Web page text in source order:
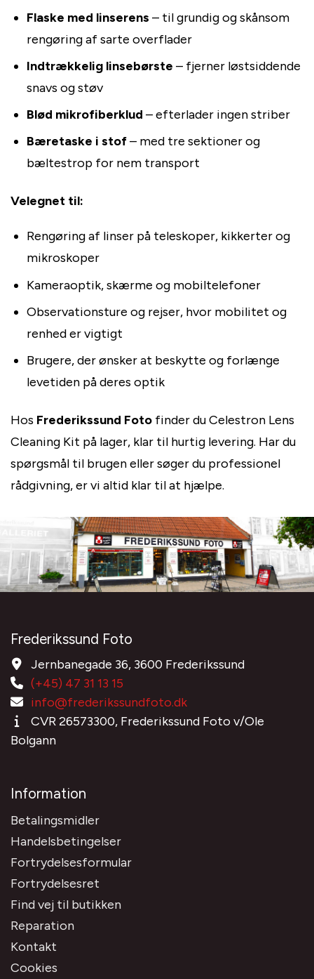
Flaske med linserens – til grundig og skånsom
rengøring af sarte overflader
Indtrækkelig linsebørste – fjerner løstsiddende
snavs og støv
Blød mikrofiberklud – efterlader ingen striber
Bæretaske i stof– med tre sektioner og
bæltestrop for nem transport
Velegnet til:
Rengøring af linser på teleskoper, kikkerter og
mikroskoper
Kameraoptik, skærme og mobiltelefoner
Observationsture og rejser, hvor mobilitet og
renhed er vigtigt
Brugere, der ønsker at beskytte og forlænge
levetiden på deres optik
Hos Frederikssund Foto finder du Celestron Lens
Cleaning Kit på lager, klar til hurtig levering. Har du
spørgsmål til brugen eller søger du professionel
rådgivning, er vi altid klar til at hjælpe.
Frederikssund Foto
Jernbanegade 36, 3600 Frederikssund
(+45) 47 31 13 15
info@frederikssundfoto.dk
CVR 26573300, Frederikssund Foto v/Ole
Bolgann
Information
Betalingsmidler
Handelsbetingelser
Fortrydelsesformular
Fortrydelsesret
Find vej til butikken
Reparation
Kontakt
Cookies